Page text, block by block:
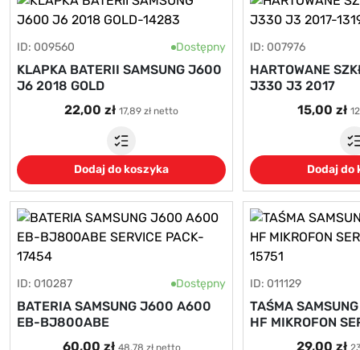
ID: 009560 Dostępny
KLAPKA BATERII SAMSUNG J600
J6 2018 GOLD
22,00 zł 17,89 zł netto
Dodaj do koszyka
ID: 007976
HARTOWANE
J330 J3 2017
15,00 zł
Dodaj do
ID: 010287 Dostępny
BATERIA SAMSUNG J600 A600
EB-BJ800ABE
60,00 zł 48,78 zł netto
ID: 011129
TAŚMA
HF MIKROFON
29,00 zł